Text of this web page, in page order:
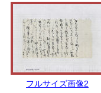
フルサイズ画像2